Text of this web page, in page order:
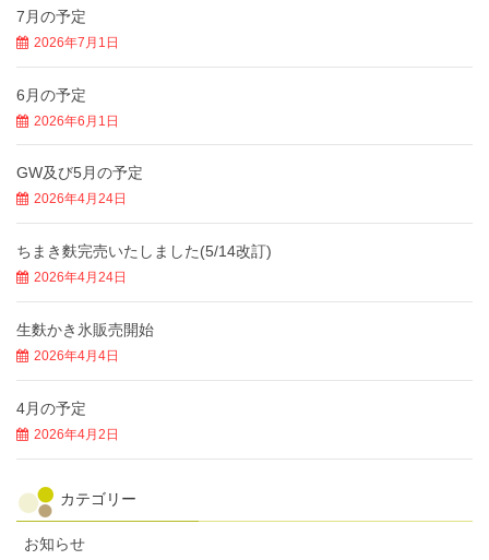
7月の予定
2026年7月1日
6月の予定
2026年6月1日
GW及び5月の予定
2026年4月24日
ちまき麩完売いたしました(5/14改訂)
2026年4月24日
生麩かき氷販売開始
2026年4月4日
4月の予定
2026年4月2日
カテゴリー
お知らせ